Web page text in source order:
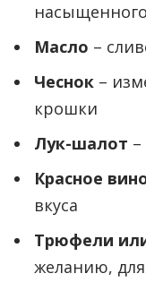
Масло –
Чеснок –
крошки
Лук-шалот
Красное
вкуса
Трюфели
желанию,